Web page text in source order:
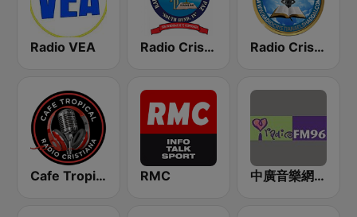
Radio VEA Radio Cristiana Principe de Paz Radio Cristiana El Shaddai
Cafe Tropical Cristiana RMC 中廣音樂網 i Radio FM96.3